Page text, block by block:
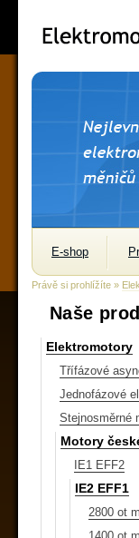
E-shop
Právě si prohlížíte »
Naše
Elektromotory
Třífázové
Jednofázové
Stejnosměrné
Motory
IE1 EFF2
IE2 EFF1
2800 ot